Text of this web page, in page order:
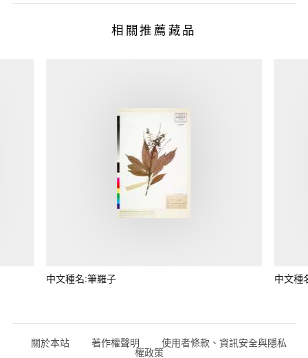
相關推薦藏品
中文種名:筆羅子 中文種
關於本站 著作權聲明 使用者條款、資訊安全與隱私
權政策